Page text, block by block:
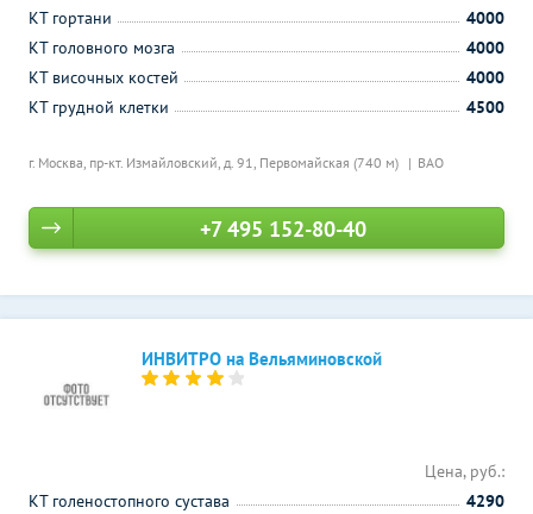
г. Москва, пр-кт. Измайловский, д. 91, Первомайская (740 м) ВАО
КТ гортани
4000
КТ головного мозга
4000
КТ височных костей
4000
КТ грудной клетки
4500
+7 495 152-80-40
ИНВИТРО на Вельяминовской
Цена, руб.:
КТ голеностопного сустава
4290